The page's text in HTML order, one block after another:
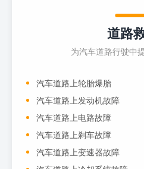
道路
为汽车道路行驶中
汽车道路上轮胎爆胎
汽车道路上发动机故障
汽车道路上电路故障
汽车道路上刹车故障
汽车道路上变速器故障